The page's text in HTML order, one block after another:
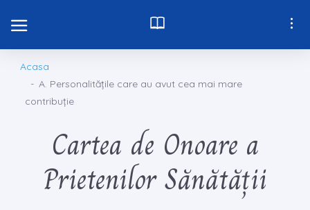
Acasa
A. Personalitățile care au avut cea mai mare
contribuție
Cartea de Onoare a
Prietenilor Sănătății